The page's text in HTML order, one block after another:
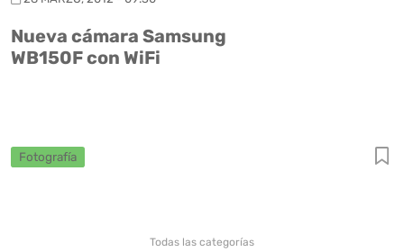
Nueva cámara Samsung
WB150F con WiFi
Fotografía
Todas las categorías